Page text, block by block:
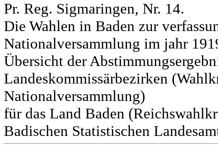
Pr. Reg. Sigmaringen, Nr. 14.
Die Wahlen in Baden zur
Nationalversammlung im jahr
Übersicht der
Landeskommissärbezirken
Nationalversammlung)
für das Land Baden
Badischen Statistischen